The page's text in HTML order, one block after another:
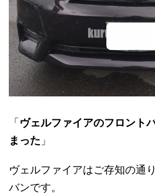
「 ヴェルファイアのフロント
まった 」
ヴェルファイアはご存知の通
バンです。